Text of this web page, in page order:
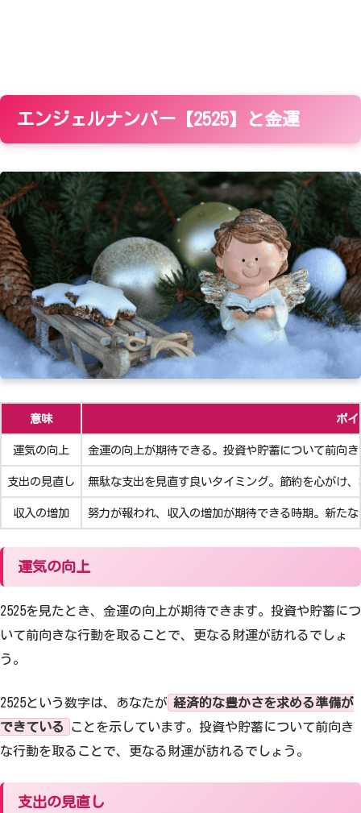
エンジェルナンバー【2525】と金運
意味 ポイ
運気の向上 金運の向上が期待できる。投資や貯蓄について前向
支出の見直し 無駄な支出を見直す良いタイミング。節約を心がけ
収入の増加 努力が報われ、収入の増加が期待できる時期。新た
運気の向上
2525を見たとき、金運の向上が期待できます。投資や貯蓄につ
いて前向きな行動を取ることで、更なる財運が訪れるでしょ
う。
2525という数字は、あなたが 経済的な豊かさを求める準備が
できている
ことを示しています。投資や貯蓄について前向き
な行動を取ることで、更なる財運が訪れるでしょう。
支出の見直し